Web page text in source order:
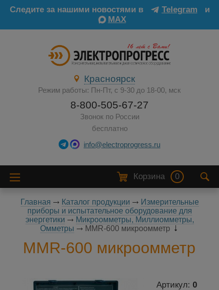
Следите за нашими новостями в Telegram
и
MAX
Красноярск
Режим работы: Пн-Пт, с 9-30 до 18-00, мск
8-800-505-67-27
Звонок по России
бесплатно
info@electroprogress.ru
Корзина 0
Главная Каталог продукции
Измерительные
приборы и испытательное оборудование для
энергетики
Микроомметры, Миллиомметры,
Омметры
MMR-600 микроомметр
MMR-600 микроомметр
Артикул: 0